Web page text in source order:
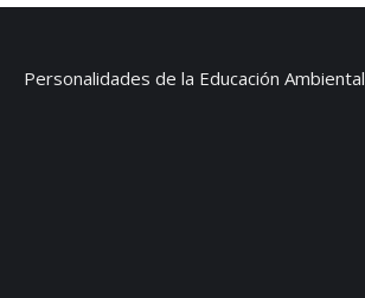
Personalidades de la Educación Ambiental